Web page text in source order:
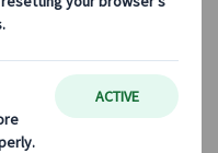
ヨーロッパ・プ